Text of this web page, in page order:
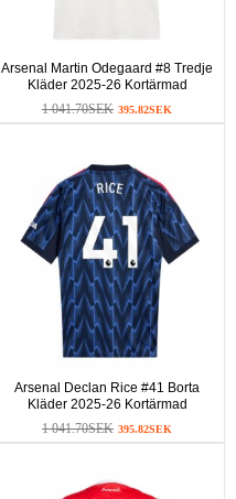
Arsenal Martin Odegaard #8 Tredje
Kläder 2025-26 Kortärmad
1 041.70SEK 395.82SEK
Arsenal Declan Rice #41 Borta
Kläder 2025-26 Kortärmad
1 041.70SEK 395.82SEK